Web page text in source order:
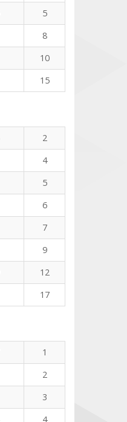
5
8
10
15
2
4
5
6
7
9
12
17
1
2
3
4